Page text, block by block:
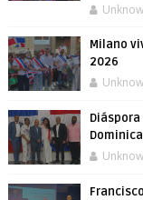
Milano
2026